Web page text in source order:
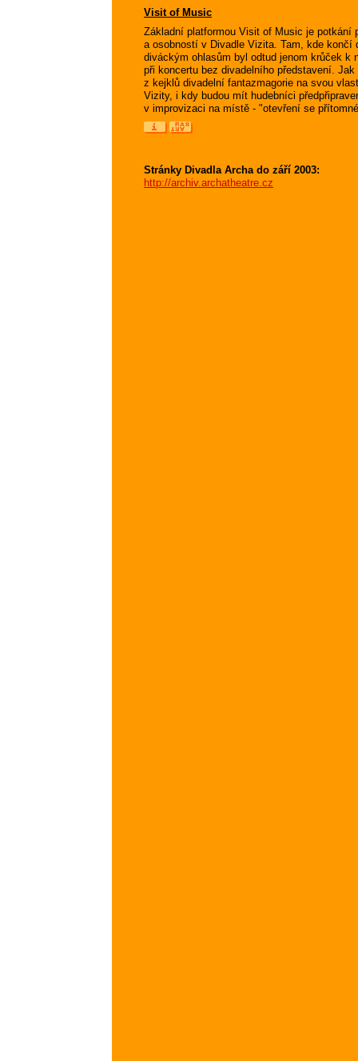
Visit of Music
Základní platformou Visit of Music je potkání
a osobností v Divadle Vizita. Tam, kde
diváckým ohlasům byl odtud jenom krůček k
při koncertu bez divadelního představení. Jak
z kejklů divadelní fantazmagorie na svou
Vizity, i kdy budou mít hudebníci
v improvizaci na místě - "otevření se
Stránky Divadla Archa do září 2003:
http://archiv.archatheatre.cz